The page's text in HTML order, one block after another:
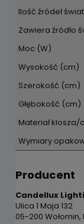
Ilość źródeł
Zawiera źródło
Moc (W)
Wysokość (cm)
Szerokość (cm)
Głębokość (cm)
Materiał klosza/
Wymiary
Producent
Candellux
Ulica 1 Maja 132
05-200 Wołomin,